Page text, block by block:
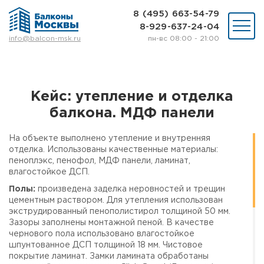
info@balcon-msk.ru
8 (495) 663-54-79
8-929-637-24-04
пн-вс 08:00 - 21:00
Отделка
Виды остекления
Цены
Примеры работ
О нас
8 (495) 663-54-79
8-929-637-24-04
ВЫЗВАТЬ ЗАМЕРЩИКА
Кейс: утепление и отделка
балкона. МДФ панели
На объекте выполнено утепление и внутренняя
отделка. Использованы качественные материалы:
пеноплэкс, пенофол, МДФ панели, ламинат,
влагостойкое ДСП.
Полы: произведена заделка неровностей и трещин
цементным раствором. Для утепления использован
экструдированный пенополистирол толщиной 50 мм.
Зазоры заполнены монтажной пеной. В качестве
чернового пола использовано влагостойкое
шпунтованное ДСП толщиной 18 мм. Чистовое
покрытие ламинат. Замки ламината обработаны